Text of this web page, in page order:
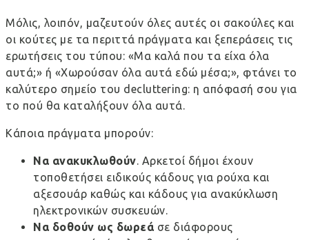
Μόλις, λοιπόν, μαζευτούν όλες αυτές οι σακούλες και
οι κούτες με τα περιττά πράγματα και ξεπεράσεις τις
ερωτήσεις του τύπου: «Μα καλά που τα είχα όλα
αυτά;» ή «Χωρούσαν όλα αυτά εδώ μέσα;», φτάνει το
καλύτερο σημείο του decluttering: η απόφασή σου για
το πού θα καταλήξουν όλα αυτά.
Κάποια πράγματα μπορούν:
Να ανακυκλωθούν. Αρκετοί δήμοι έχουν
τοποθετήσει ειδικούς κάδους για ρούχα και
αξεσουάρ καθώς και κάδους για ανακύκλωση
ηλεκτρονικών συσκευών.
Να δοθούν ως δωρεά σε διάφορους